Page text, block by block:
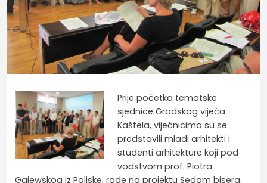
Prije početka tematske
sjednice Gradskog vijeća
Kaštela, vijećnicima su se
predstavili mladi arhitekti i
studenti arhitekture koji pod
vodstvom prof. Piotra
Gajewskog iz Poljske, rade na projektu Sedam bisera.